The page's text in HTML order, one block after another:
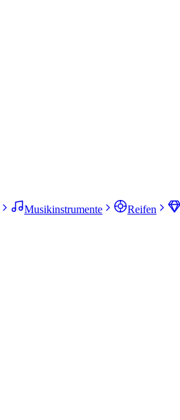
Musikinstrumente Reifen